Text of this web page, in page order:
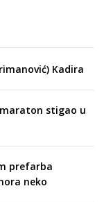
Kadira
stigao u
prefarba
neko